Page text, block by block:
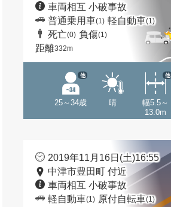
車両相互 小破事故
普通乗用車(1) 軽自動車(1)
死亡(0) 負傷(1)
距離332m
25～34歳
他
晴
幅5.5～
13.0m
他
2019年11月16日(土)16:55
中津市豊田町 付近
車両相互 小破事故
軽自動車(1) 原付自転車(1)